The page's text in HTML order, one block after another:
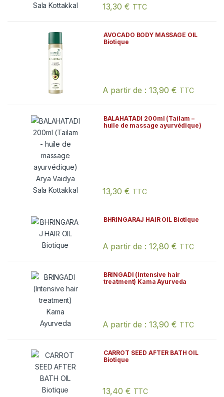
13,30 € TTC
AVOCADO BODY MASSAGE OIL
Biotique
A partir de : 13,90 € TTC
Ce produit a plusieurs variations.
BALAHATADI 200ml (Tailam –
huile de massage ayurvédique)
13,30 € TTC
BHRINGARAJ HAIR OIL Biotique
A partir de : 12,80 € TTC
Ce produit a plusieurs variations.
BRINGADI (Intensive hair
treatment) Kama Ayurveda
A partir de : 13,90 € TTC
Ce produit a plusieurs variations.
CARROT SEED AFTER BATH OIL
Biotique
13,40 € TTC